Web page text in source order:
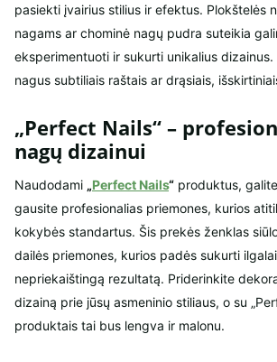
pasiekti įvairius stilius ir efektus. Plokštelės
nagams ar chominė nagų pudra suteikia
eksperimentuoti ir sukurti unikalius
nagus subtiliais raštais ar drąsiais,
„Perfect Nails“ –
nagų dizainui
Naudodami „Perfect Nails“ produktus,
gausite profesionalias priemones, kurios
kokybės standartus. Šis prekės ženklas
dailės priemones, kurios padės sukurti
nepriekaištingą rezultatą. Priderinkite
dizainą prie jūsų asmeninio stiliaus, o su
produktais tai bus lengva ir malonu.